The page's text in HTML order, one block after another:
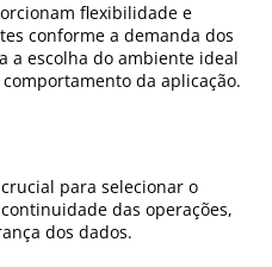
flexibilidade e
conforme a demanda dos
a escolha do ambiente ideal
da aplicação.
para selecionar o
das operações,
dos dados.